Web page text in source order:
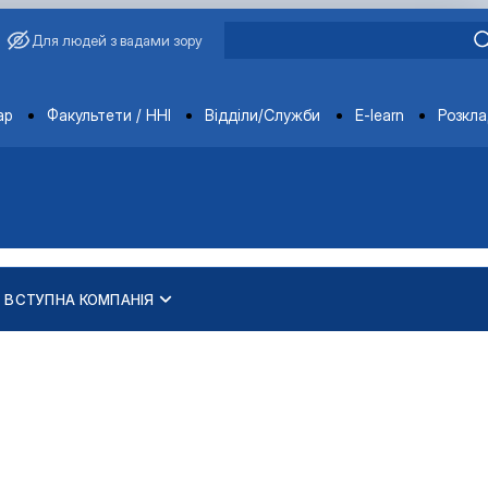
Для людей з вадами зору
Факультети / ННІ Відділи/Служби E-learn
ВСТУПНА КОМПАНІЯ